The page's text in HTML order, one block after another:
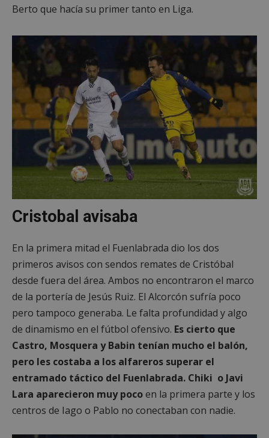
Berto que hacía su primer tanto en Liga.
Cristobal avisaba
En la primera mitad el Fuenlabrada dio los dos
primeros avisos con sendos remates de Cristóbal
desde fuera del área. Ambos no encontraron el marco
de la portería de Jesús Ruiz. El Alcorcón sufría poco
pero tampoco generaba. Le falta profundidad y algo
de dinamismo en el fútbol ofensivo. Es cierto que
Castro, Mosquera y Babin tenían mucho el balón,
pero les costaba a los alfareros superar el
entramado táctico del Fuenlabrada. Chiki o Javi
Lara aparecieron muy pocoen la primera parte y los
centros de Iago o Pablo no conectaban con nadie.